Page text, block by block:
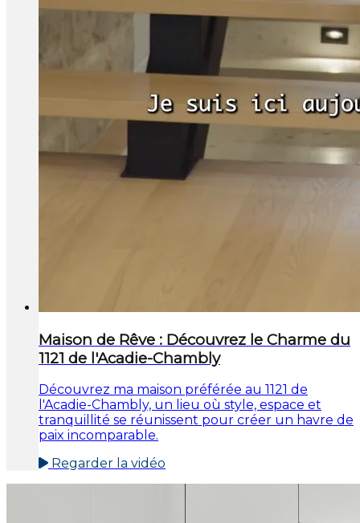
Maison de Rêve : Découvrez le Charme du
1121 de l'Acadie-Chambly
Découvrez ma maison préférée au 1121 de
l'Acadie-Chambly, un lieu où style, espace et
tranquillité se réunissent pour créer un havre de
paix incomparable.
Regarder la vidéo